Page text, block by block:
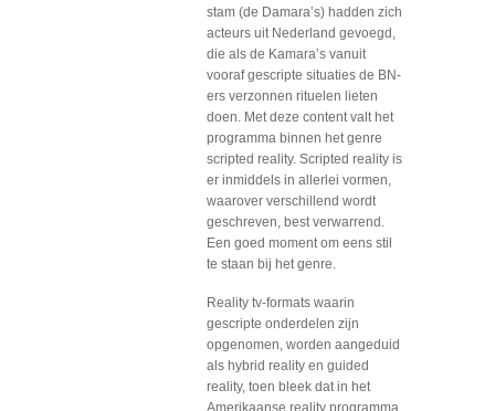
stam (de Damara’s) hadden zich
acteurs uit Nederland gevoegd,
die als de Kamara’s vanuit
vooraf gescripte situaties de BN-
ers verzonnen rituelen lieten
doen. Met deze content valt het
programma binnen het genre
scripted reality. Scripted reality is
er inmiddels in allerlei vormen,
waarover verschillend wordt
geschreven, best verwarrend.
Een goed moment om eens stil
te staan bij het genre.
Reality tv-formats waarin
gescripte onderdelen zijn
opgenomen, worden aangeduid
als hybrid reality en guided
reality, toen bleek dat in het
Amerikaanse reality programma